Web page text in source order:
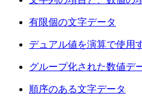
有限個の文字データ
デュアル値を演算で使用
グループ化された数値デ
順序のある文字データ